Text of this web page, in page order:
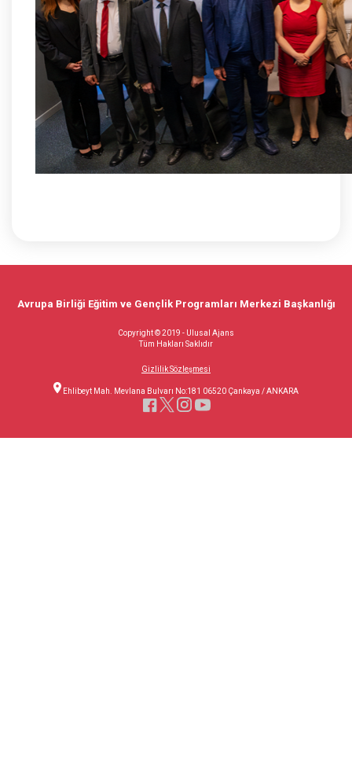
Avrupa Birliği Eğitim ve Gençlik Programları Merkezi Başkanlığı
Copyright © 2019 - Ulusal Ajans
Tüm Hakları Saklıdır
Gizlilik Sözleşmesi
Ehlibeyt Mah. Mevlana Bulvarı No:181 06520 Çankaya / ANKARA